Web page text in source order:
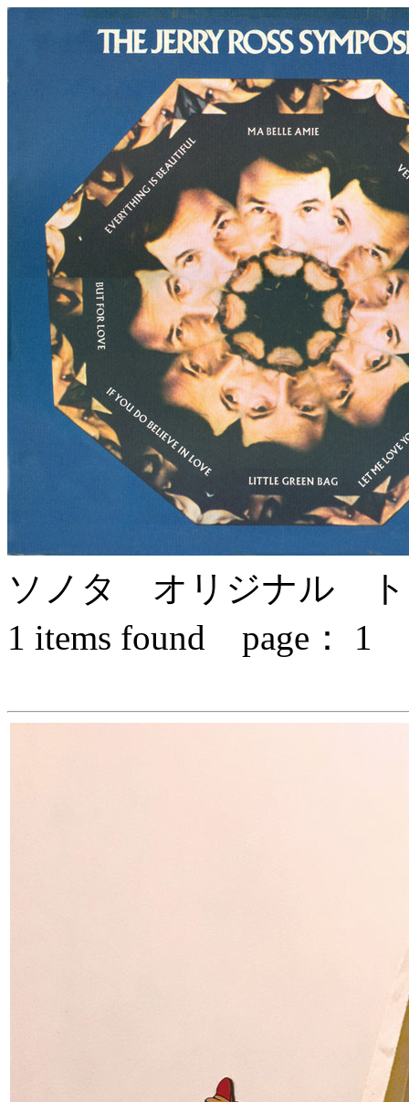
ソノタ オリジナル ト
1 items found page： 1